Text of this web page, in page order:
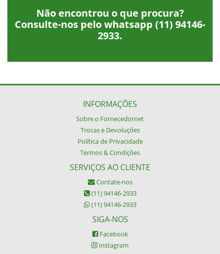
Não encontrou o que procura?
Consulte-nos pelo whatsapp (11) 94146-
2933.
INFORMAÇÕES
Sobre o Fornecedornet
Trocas e Devoluções
Política de Privacidade
Termos & Condições
SERVIÇOS AO CLIENTE
Contate-nos
(11) 94146-2933
(11) 94146-2933
SIGA-NOS
Facebook
Instagram